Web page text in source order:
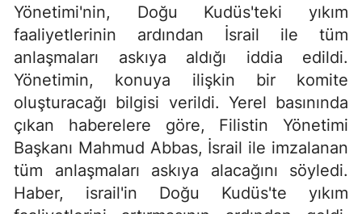
Yönetimi'nin, Doğu Kudüs'teki yıkım
faaliyetlerinin ardından İsrail ile tüm
anlaşmaları askıya aldığı iddia edildi.
Yönetimin, konuya ilişkin bir komite
oluşturacağı bilgisi verildi. Yerel basınında
çıkan haberelere göre, Filistin Yönetimi
Başkanı Mahmud Abbas, İsrail ile imzalanan
tüm anlaşmaları askıya alacağını söyledi.
Haber, israil'in Doğu Kudüs'te yıkım